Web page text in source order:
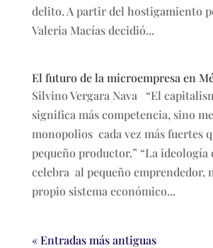
delito. A partir del hostigamiento
Valeria Macías decidió...
El futuro de la microempresa en
Silvino Vergara Nava “El
significa más competencia, sino
monopolios cada vez más fuertes
pequeño productor.” “La
celebra al pequeño emprendedor,
propio sistema económico...
« Entradas más antiguas